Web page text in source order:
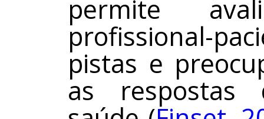
permite
profissional-
pistas e
as respostas